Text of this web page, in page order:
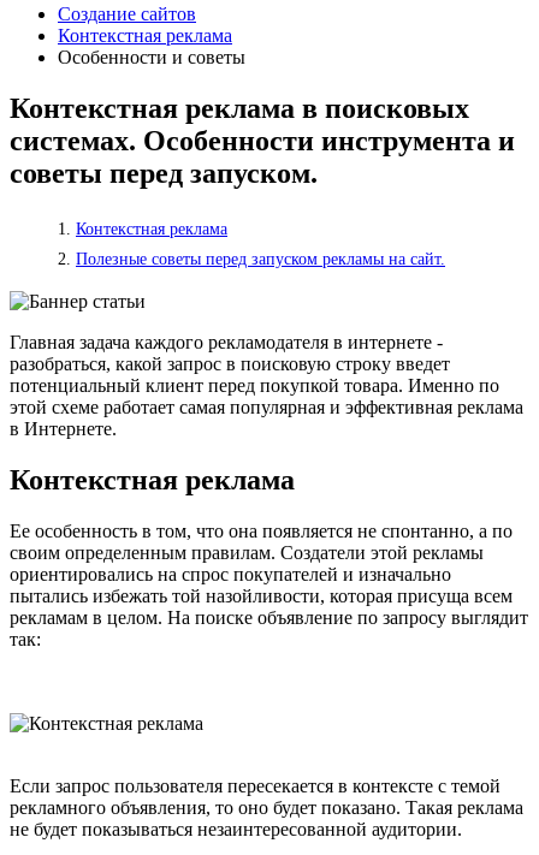
Создание сайтов
Контекстная реклама
Особенности и советы
Контекстная реклама в поисковых
системах. Особенности инструмента и
советы перед запуском.
Контекстная реклама
Полезные советы перед запуском рекламы на сайт.
Главная задача каждого рекламодателя в интернете -
разобраться, какой запрос в поисковую строку введет
потенциальный клиент перед покупкой товара. Именно по
этой схеме работает самая популярная и эффективная реклама
в Интернете.
Контекстная реклама
Ее особенность в том, что она появляется не спонтанно, а по
своим определенным правилам. Создатели этой рекламы
ориентировались на спрос покупателей и изначально
пытались избежать той назойливости, которая присуща всем
рекламам в целом. На поиске объявление по запросу выглядит
так:
Если запрос пользователя пересекается в контексте с темой
рекламного объявления, то оно будет показано. Такая реклама
не будет показываться незаинтересованной аудитории.